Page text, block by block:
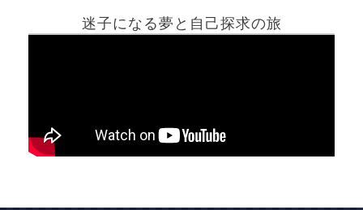
迷子になる夢と自己探求の旅
ホーム
最新記事動画